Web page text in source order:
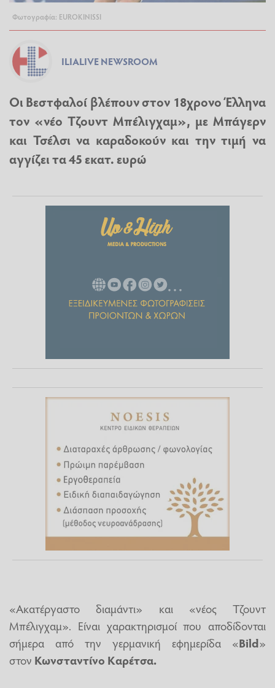
Φωτογραφία: EUROKINISSI
ILIALIVE NEWSROOM
Οι Βεστφαλοί βλέπουν στον 18χρονο Έλληνα
τον «νέο Τζουντ Μπέλιγχαμ», με Μπάγερν
και Τσέλσι να καραδοκούν και την τιμή να
αγγίζει τα 45 εκατ. ευρώ
«Ακατέργαστο διαμάντι» και «νέος Τζουντ
Μπέλιγχαμ». Είναι χαρακτηρισμοί που αποδίδονται
σήμερα από την γερμανική εφημερίδα «Bild»
στον Κωνσταντίνο Καρέτσα.